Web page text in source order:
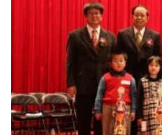
宗忱的致詞中揭開序幕，全國各地